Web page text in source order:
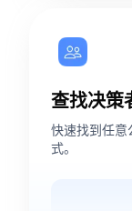
查找决策
快速找到任意
式。